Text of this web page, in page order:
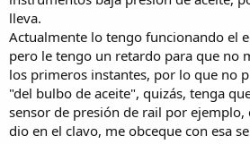
lleva.
Actualmente lo tengo funcionando el
pero le tengo un retardo para que no
los primeros instantes, por lo que no
"del bulbo de aceite", quizás, tenga
sensor de presión de rail por ejemplo,
dio en el clavo, me obceque con esa